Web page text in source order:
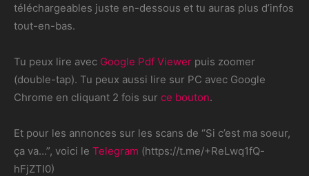
téléchargeables juste en-dessous et tu auras plus d’infos
tout-en-bas.
Tu peux lire avec Google Pdf Viewer puis zoomer
(double-tap). Tu peux aussi lire sur PC avec Google
Chrome en cliquant 2 fois sur ce bouton.
Et pour les annonces sur les scans de “Si c’est ma soeur,
ça va…”, voici le Telegram (https://t.me/+ReLwq1fQ-
hFjZTI0)